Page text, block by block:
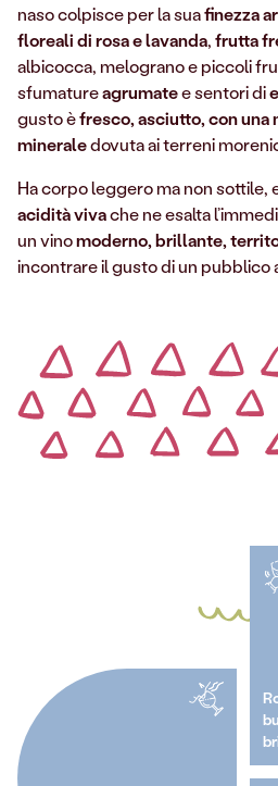
naso colpisce per la suafinezza
floreali di rosa e lavanda,frutta
albicocca, melograno e piccoli
sfumatureagrumatee sentori di
gusto èfresco, asciutto, con una
mineraledovuta ai terreni
Ha corpo leggero ma non sottile,
acidità vivache ne esalta
un vinomoderno, brillante,
incontrare il gusto di un pubblico